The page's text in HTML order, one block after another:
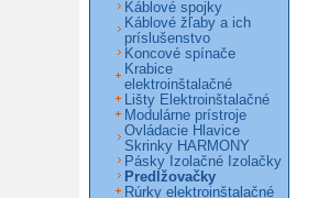
Káblové spojky
Káblové žľaby a ich
príslušenstvo
Koncové spínače
Krabice
elektroinštalačné
Lišty Elektroinštalačné
Modulárne prístroje
Ovládacie Hlavice
Skrinky HARMONY
Pásky Izolačné Izolačky
Predlžovačky
Rúrky elektroinštalačné